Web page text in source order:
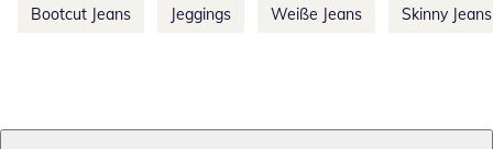
Bootcut Jeans Jeggings Weiße Jeans Skinny Jeans